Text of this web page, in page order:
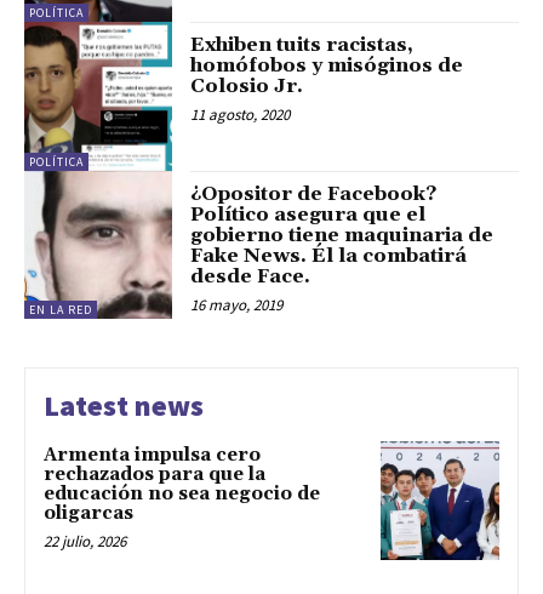
POLÍTICA
POLÍTICA
Exhiben tuits racistas,
homófobos y misóginos de
Colosio Jr.
11 agosto, 2020
EN LA RED
¿Opositor de Facebook?
Político asegura que el
gobierno tiene maquinaria de
Fake News. Él la combatirá
desde Face.
16 mayo, 2019
Latest news
Armenta impulsa cero
rechazados para que la
educación no sea negocio de
oligarcas
22 julio, 2026